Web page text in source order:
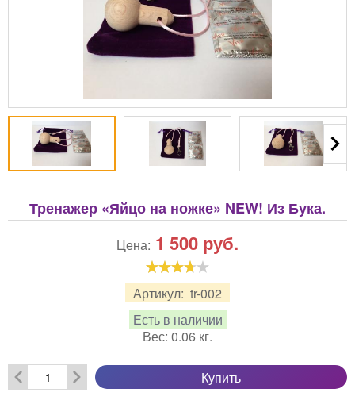
Тренажер «Яйцо на ножке» NEW! Из Бука.
Артикул: tr-002
Есть в наличии
Вес: 0.06 кг.
Цена: 1 500 руб.
Купить